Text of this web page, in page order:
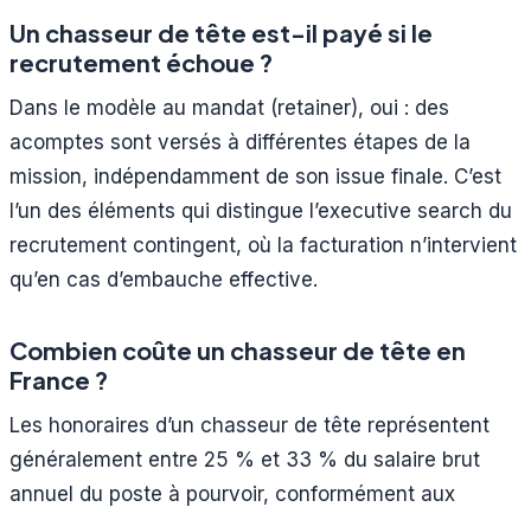
Un chasseur de tête est-il payé si le
recrutement échoue ?
Dans le modèle au mandat (retainer), oui : des
acomptes sont versés à différentes étapes de la
mission, indépendamment de son issue finale. C’est
l’un des éléments qui distingue l’executive search du
recrutement contingent, où la facturation n’intervient
qu’en cas d’embauche effective.
Combien coûte un chasseur de tête en
France ?
Les honoraires d’un chasseur de tête représentent
généralement entre 25 % et 33 % du salaire brut
annuel du poste à pourvoir, conformément aux